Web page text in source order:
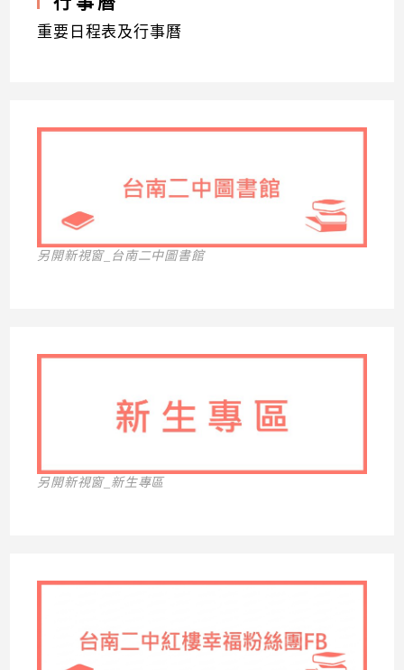
重要日程表及行事曆
另開新視窗_台南二中圖書館
另開新視窗_新生專區